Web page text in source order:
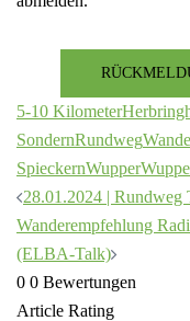
5-10 Kilometer
SondernRundweg
SpieckernWupper
28.01.2024 | Rundweg
Wanderempfehlung
(ELBA-Talk)
0 0 Bewertungen
Article Rating